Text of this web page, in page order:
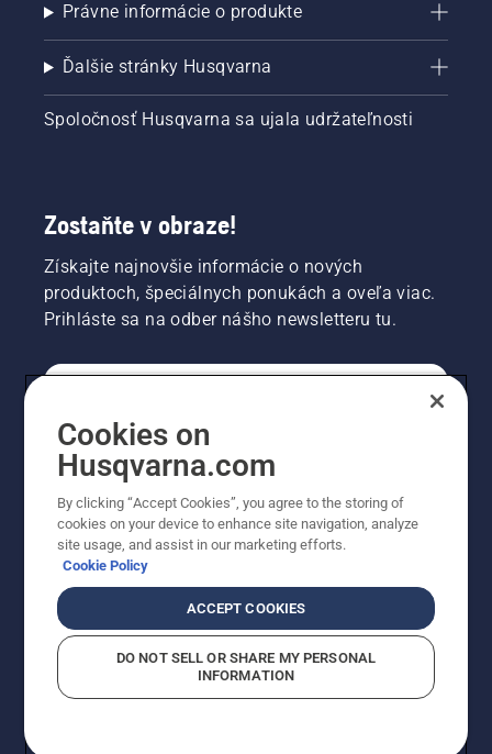
Právne informácie o produkte
Ďalšie stránky Husqvarna
Spoločnosť Husqvarna sa ujala udržateľnosti
Zostaňte v obraze!
Získajte najnovšie informácie o nových
produktoch, špeciálnych ponukách a oveľa viac.
Prihláste sa na odber nášho newsletteru tu.
PROFESIONÁLNE
Cookies on
Husqvarna.com
By clicking “Accept Cookies”, you agree to the storing of
cookies on your device to enhance site navigation, analyze
site usage, and assist in our marketing efforts.
Cookie Policy
ACCEPT COOKIES
DO NOT SELL OR SHARE MY PERSONAL
INFORMATION